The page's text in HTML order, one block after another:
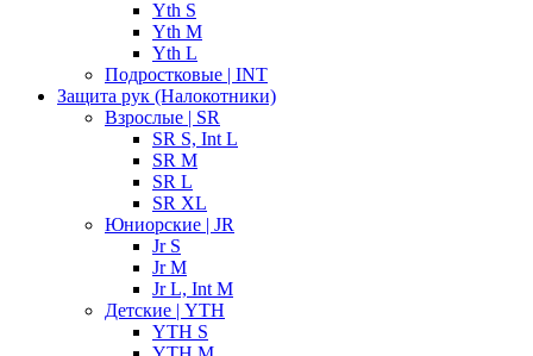
Yth S
Yth M
Yth L
Подростковые | INT
Защита рук (Налокотники)
Взрослые | SR
SR S, Int L
SR M
SR L
SR XL
Юниорские | JR
Jr S
Jr M
Jr L, Int M
Детские | YTH
YTH S